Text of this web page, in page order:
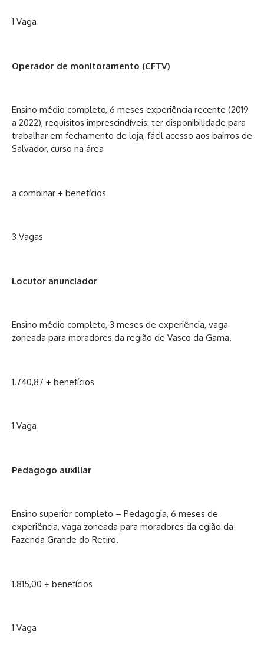
1 Vaga
Operador de monitoramento (CFTV)
Ensino médio completo, 6 meses experiência recente (2019
a 2022), requisitos imprescindíveis: ter disponibilidade para
trabalhar em fechamento de loja, fácil acesso aos bairros de
Salvador, curso na área
a combinar + benefícios
3 Vagas
Locutor anunciador
Ensino médio completo, 3 meses de experiência, vaga
zoneada para moradores da região de Vasco da Gama.
1.740,87 + benefícios
1 Vaga
Pedagogo auxiliar
Ensino superior completo – Pedagogia, 6 meses de
experiência, vaga zoneada para moradores da egião da
Fazenda Grande do Retiro.
1.815,00 + benefícios
1 Vaga